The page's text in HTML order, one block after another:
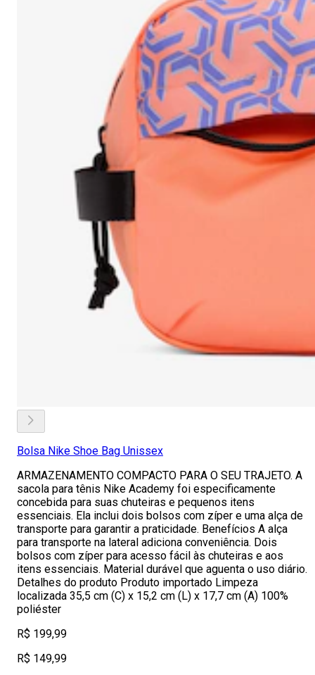
Bolsa Nike Shoe Bag Unissex
ARMAZENAMENTO COMPACTO PARA O SEU TRAJETO. A
sacola para tênis Nike Academy foi especificamente
concebida para suas chuteiras e pequenos itens
essenciais. Ela inclui dois bolsos com zíper e uma alça de
transporte para garantir a praticidade. Benefícios A alça
para transporte na lateral adiciona conveniência. Dois
bolsos com zíper para acesso fácil às chuteiras e aos
itens essenciais. Material durável que aguenta o uso diário.
Detalhes do produto Produto importado Limpeza
localizada 35,5 cm (C) x 15,2 cm (L) x 17,7 cm (A) 100%
poliéster
R$ 199,99
R$ 149,99